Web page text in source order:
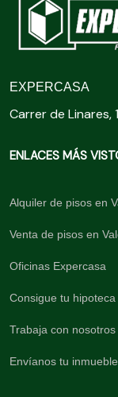
EXPERCASA
Carrer de Linares,
ENLACES MÁS
Alquiler de pisos en
Venta de pisos en
Oficinas Expercasa
Consigue tu hipoteca
Trabaja con nosotros
Envíanos tu inmueble